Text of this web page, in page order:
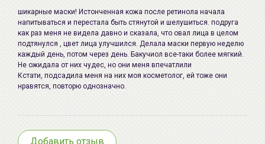
сужает поры, дарит коже здоровый вид и
естественное свечение.
Экстрактцентеллы азиатской- успокаивает
раздражённую кожу, снижает чувствительность,
способствует укреплению сосудов и
препятствует куперозу.
зрелой, чувствительной, обезвоженной, тусклой
кожи, склонной к покраснениям и пигментации.
экстракт листьев магнолии,
экстракт корня куркумы,
экстракт корня солодки,
экстракт корня горечавки,
экстракт листьев чая, экстракт
листьев розмарина, экстракт
аскорбилтетраизопальмитат,
токоферол, пантенол, арахисовое
шикарные маски! Истонченная кожа после ретинола начала
напитываться и перестала быть стянутой и шелушиться. подруга
как раз меня не видела давно и сказала, что овал лица в целом
подтянулся , цвет лица улучшился. Делала маски первую неделю
каждый день, потом через день. Бакучиол все-таки более мягкий.
Не ожидала от них чудес, но они меня впечатлили
Кстати, подсадила меня на них моя косметолог, ей тоже они
нравятся, повторю однозначно.
Добавить отзыв